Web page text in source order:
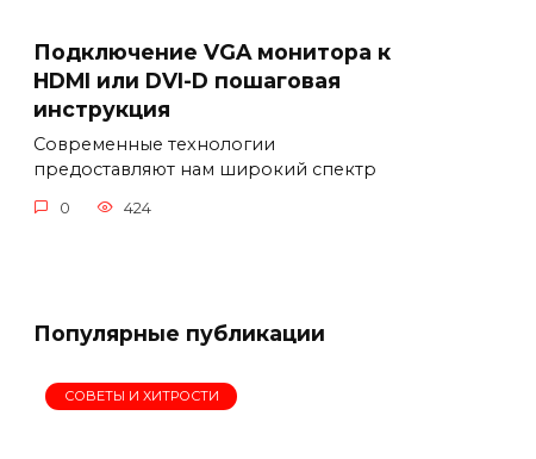
Подключение VGA монитора к
HDMI или DVI-D пошаговая
инструкция
Современные технологии
предоставляют нам широкий спектр
0 424
Популярные публикации
СОВЕТЫ И ХИТРОСТИ